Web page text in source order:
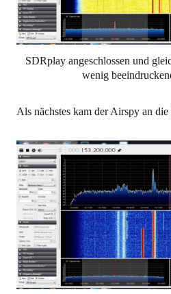
SDRplay angeschlossen und
wenig
Als nächstes kam der Airspy an die